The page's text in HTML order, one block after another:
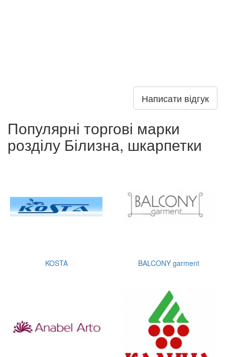
Написати відгук
Популярні торгові марки
розділу Білизна, шкарпетки
KOSTA BALCONY garment